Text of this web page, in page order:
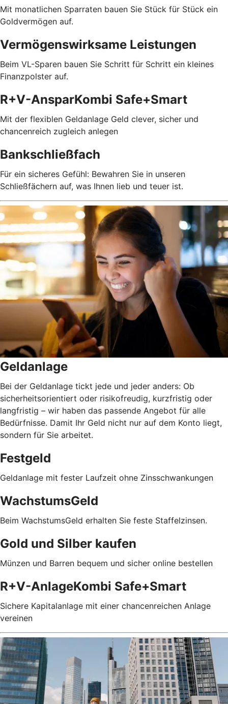
Mit monatlichen Sparraten bauen Sie Stück für Stück ein
Goldvermögen auf.
Vermögenswirksame Leistungen
Beim VL-Sparen bauen Sie Schritt für Schritt ein kleines
Finanzpolster auf.
R+V-AnsparKombi Safe+Smart
Mit der flexiblen Geldanlage Geld clever, sicher und
chancenreich zugleich anlegen
Bankschließfach
Für ein sicheres Gefühl: Bewahren Sie in unseren
Schließfächern auf, was Ihnen lieb und teuer ist.
Geldanlage
Bei der Geldanlage tickt jede und jeder anders: Ob
sicherheitsorientiert oder risikofreudig, kurzfristig oder
langfristig – wir haben das passende Angebot für alle
Bedürfnisse. Damit Ihr Geld nicht nur auf dem Konto liegt,
sondern für Sie arbeitet.
Festgeld
Geldanlage mit fester Laufzeit ohne Zinsschwankungen
WachstumsGeld
Beim WachstumsGeld erhalten Sie feste Staffelzinsen.
Gold und Silber kaufen
Münzen und Barren bequem und sicher online bestellen
R+V-AnlageKombi Safe+Smart
Sichere Kapitalanlage mit einer chancenreichen Anlage
vereinen